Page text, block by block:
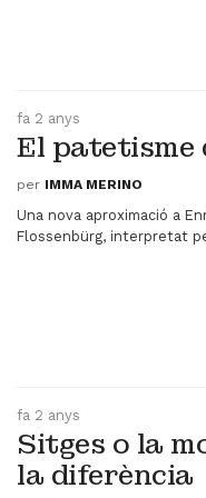
fa 2 anys
El patetisme
per IMMA MERINO
Una nova aproximació a
Flossenbürg, interpretat
fa 2 anys
Sitges o la
la diferència